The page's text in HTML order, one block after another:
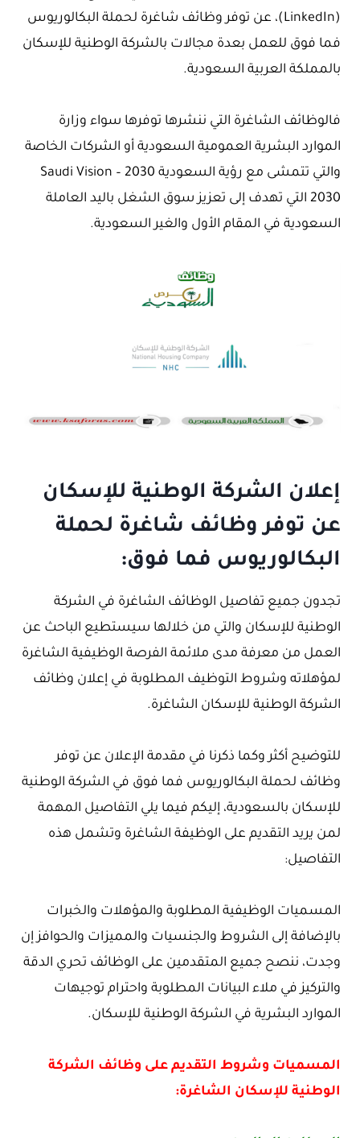
(LinkedIn)، عن توفر وظائف شاغرة لحملة البكالوريوس
فما فوق للعمل بعدة مجالات بالشركة الوطنية للإسكان
بالمملكة العربية السعودية.
فالوظائف الشاغرة التي ننشرها توفرها سواء وزارة
الموارد البشرية العمومية السعودية أو الشركات الخاصة
والتي تتمشى مع رؤية السعودية 2030 – Saudi Vision
2030 التي تهدف إلى تعزيز سوق الشغل باليد العاملة
السعودية في المقام الأول والغير السعودية.
إعلان الشركة الوطنية للإسكان
عن توفر وظائف شاغرة لحملة
البكالوريوس فما فوق:
تجدون جميع تفاصيل الوظائف الشاغرة في الشركة
الوطنية للإسكان والتي من خلالها سيستطيع الباحث عن
العمل من معرفة مدى ملائمة الفرصة الوظيفية الشاغرة
لمؤهلاته وشروط التوظيف المطلوبة في إعلان وظائف
الشركة الوطنية للإسكان الشاغرة.
للتوضيح أكثر وكما ذكرنا في مقدمة الإعلان عن توفر
وظائف لحملة البكالوريوس فما فوق في الشركة الوطنية
للإسكان بالسعودية، إليكم فيما يلي التفاصيل المهمة
لمن يريد التقديم على الوظيفة الشاغرة وتشمل هذه
التفاصيل:
المسميات الوظيفية المطلوبة والمؤهلات والخبرات
بالإضافة إلى الشروط والجنسيات والمميزات والحوافز إن
وجدت، ننصح جميع المتقدمين على الوظائف تحري الدقة
والتركيز في ملاء البيانات المطلوبة واحترام توجيهات
الموارد البشرية في الشركة الوطنية للإسكان.
المسميات وشروط التقديم على وظائف الشركة
الوطنية للإسكان الشاغرة: